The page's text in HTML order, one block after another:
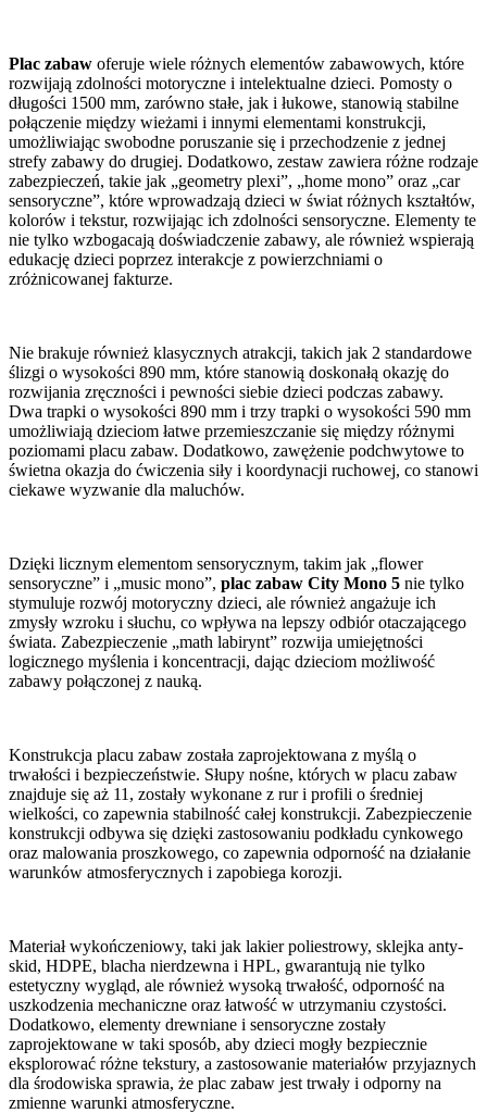
Plac zabaw oferuje wiele różnych elementów zabawowych, które
rozwijają zdolności motoryczne i intelektualne dzieci. Pomosty o
długości 1500 mm, zarówno stałe, jak i łukowe, stanowią stabilne
połączenie między wieżami i innymi elementami konstrukcji,
umożliwiając swobodne poruszanie się i przechodzenie z jednej
strefy zabawy do drugiej. Dodatkowo, zestaw zawiera różne rodzaje
zabezpieczeń, takie jak „geometry plexi”, „home mono” oraz „car
sensoryczne”, które wprowadzają dzieci w świat różnych kształtów,
kolorów i tekstur, rozwijając ich zdolności sensoryczne. Elementy te
nie tylko wzbogacają doświadczenie zabawy, ale również wspierają
edukację dzieci poprzez interakcje z powierzchniami o
zróżnicowanej fakturze.
Nie brakuje również klasycznych atrakcji, takich jak 2 standardowe
ślizgi o wysokości 890 mm, które stanowią doskonałą okazję do
rozwijania zręczności i pewności siebie dzieci podczas zabawy.
Dwa trapki o wysokości 890 mm i trzy trapki o wysokości 590 mm
umożliwiają dzieciom łatwe przemieszczanie się między różnymi
poziomami placu zabaw. Dodatkowo, zawężenie podchwytowe to
świetna okazja do ćwiczenia siły i koordynacji ruchowej, co stanowi
ciekawe wyzwanie dla maluchów.
Dzięki licznym elementom sensorycznym, takim jak „flower
sensoryczne” i „music mono”, plac zabaw City Mono 5 nie tylko
stymuluje rozwój motoryczny dzieci, ale również angażuje ich
zmysły wzroku i słuchu, co wpływa na lepszy odbiór otaczającego
świata. Zabezpieczenie „math labirynt” rozwija umiejętności
logicznego myślenia i koncentracji, dając dzieciom możliwość
zabawy połączonej z nauką.
Konstrukcja placu zabaw została zaprojektowana z myślą o
trwałości i bezpieczeństwie. Słupy nośne, których w placu zabaw
znajduje się aż 11, zostały wykonane z rur i profili o średniej
wielkości, co zapewnia stabilność całej konstrukcji. Zabezpieczenie
konstrukcji odbywa się dzięki zastosowaniu podkładu cynkowego
oraz malowania proszkowego, co zapewnia odporność na działanie
warunków atmosferycznych i zapobiega korozji.
Materiał wykończeniowy, taki jak lakier poliestrowy, sklejka anty-
skid, HDPE, blacha nierdzewna i HPL, gwarantują nie tylko
estetyczny wygląd, ale również wysoką trwałość, odporność na
uszkodzenia mechaniczne oraz łatwość w utrzymaniu czystości.
Dodatkowo, elementy drewniane i sensoryczne zostały
zaprojektowane w taki sposób, aby dzieci mogły bezpiecznie
eksplorować różne tekstury, a zastosowanie materiałów przyjaznych
dla środowiska sprawia, że plac zabaw jest trwały i odporny na
zmienne warunki atmosferyczne.